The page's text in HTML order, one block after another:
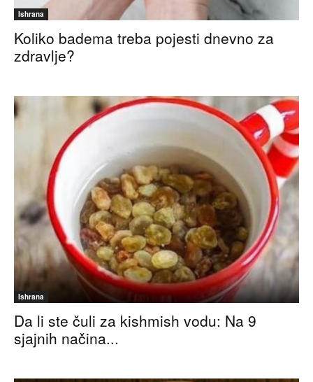
Ishrana
Koliko badema treba pojesti dnevno za
zdravlje?
Ishrana
Da li ste čuli za kishmish vodu: Na 9
sjajnih načina...